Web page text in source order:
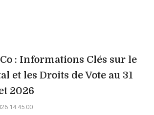
: Informations Clés sur le
et les Droits de Vote au 31
2026
14:45:00